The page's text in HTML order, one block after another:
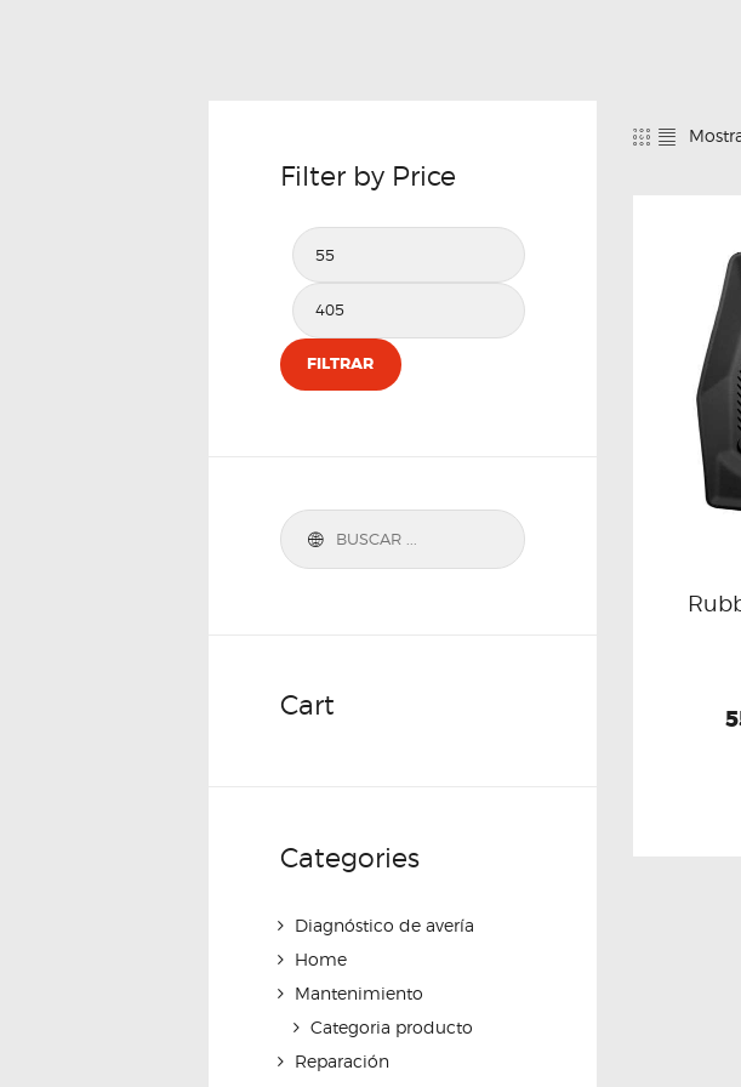
Filter by Price
FILTRAR
Cart
Categories
Diagnóstico de avería
Home
Mantenimiento
Categoria producto
Reparación